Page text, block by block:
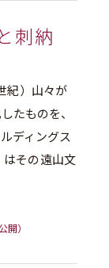
刺納
紀）山々が
たものを、
ディングス
はその遠山文
開）